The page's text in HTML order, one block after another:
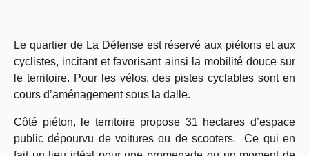
Le quartier de La Défense est réservé aux piétons et aux
cyclistes, incitant et favorisant ainsi la mobilité douce sur
le territoire. Pour les vélos, des pistes cyclables sont en
cours d’aménagement sous la dalle.
Côté piéton, le territoire propose 31 hectares d’espace
public dépourvu de voitures ou de scooters. Ce qui en